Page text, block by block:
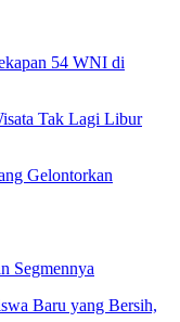
54 WNI di
Tak Lagi Libur
Gelontorkan
Segmennya
Baru yang Bersih,